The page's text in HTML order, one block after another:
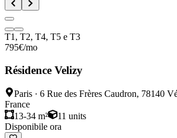
T1, T2, T4, T5 e T3
795€/mo
Résidence Velizy
Paris · 6 Rue des Frères Caudron, 78140
France
13-34 m²
11 units
Disponibile ora